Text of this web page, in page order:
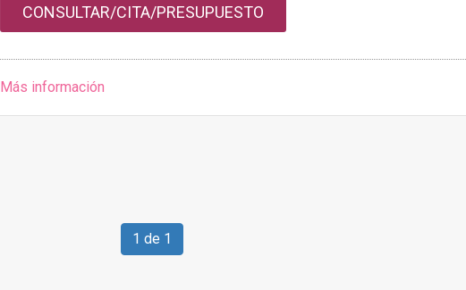
CONSULTAR/CITA/PRESUPUESTO
Más información
1 de 1